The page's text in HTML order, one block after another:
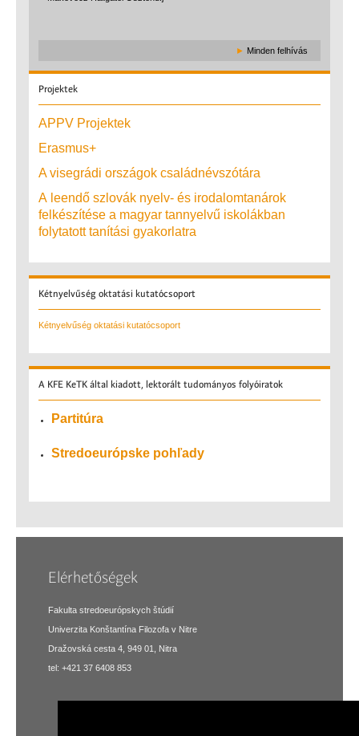
► Minden felhívás
Projektek
APPV Projektek
Erasmus+
A visegrádi országok családnévszótára
A leendő szlovák nyelv- és irodalomtanárok
felkészítése a magyar tannyelvű iskolákban
folytatott tanítási gyakorlatra
Kétnyelvűség oktatási kutatócsoport
Kétnyelvűség oktatási kutatócsoport
A KFE KeTK által kiadott, lektorált tudományos folyóiratok
Partitúra
Stredoeurópske pohľady
Elérhetőségek
Fakulta stredoeurópskych štúdií
Univerzita Konštantína Filozofa v Nitre
Dražovská cesta 4, 949 01, Nitra
tel: +421 37 6408 853